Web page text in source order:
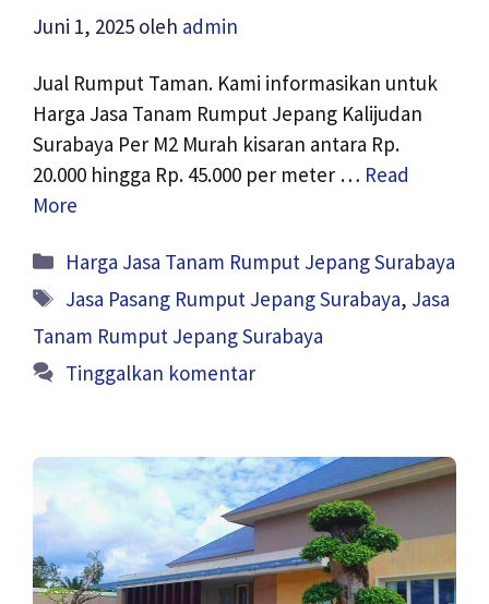
Juni 1, 2025 oleh admin
Jual Rumput Taman. Kami informasikan untuk
Harga Jasa Tanam Rumput Jepang Kalijudan
Surabaya Per M2 Murah kisaran antara Rp.
20.000 hingga Rp. 45.000 per meter … Read
More
Kategori
Harga Jasa Tanam Rumput Jepang Surabaya
Tag
Jasa Pasang Rumput Jepang Surabaya, Jasa
Tanam Rumput Jepang Surabaya
Tinggalkan komentar